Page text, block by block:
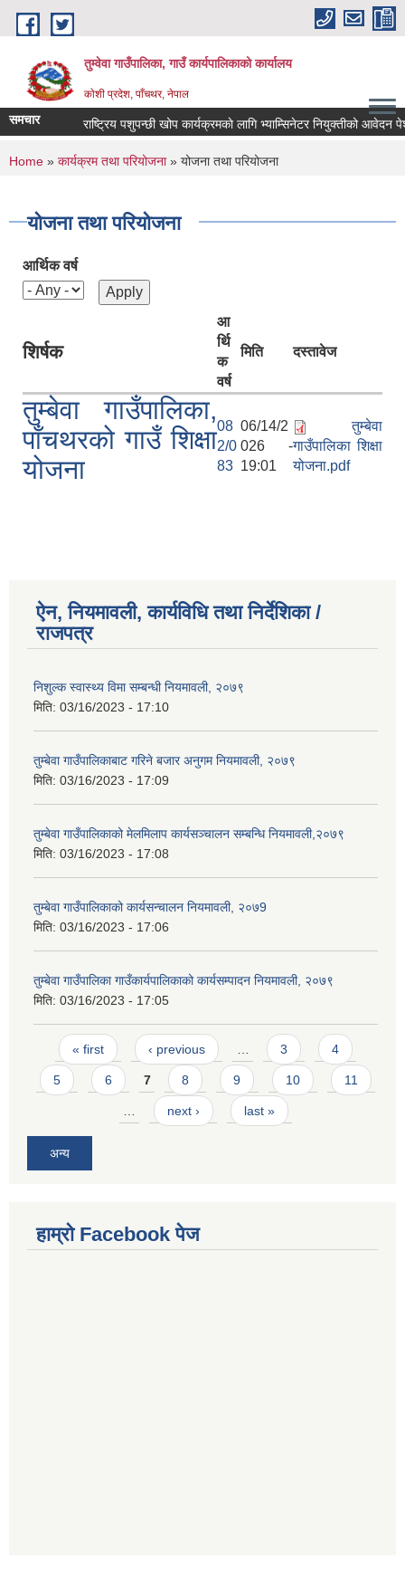
Skip to main content
तुम्वेवा गाउँपालिका, गाउँ कार्यपालिकाको कार्यालय
काेशी प्रदेश, पाँचथर, नेपाल
समचार राष्ट्रिय पशुपन्छी खोप कार्यक्रमकाे लागि भ्याम्सिनेटर नियुक्तीको आवेदन पेश
You are here
Home » कार्यक्रम तथा परियोजना» योजना तथा परियोजना
योजना तथा परियोजना
आर्थिक वर्ष
शिर्षक
आ
र्थि
क
वर्ष
मिति दस्तावेज
तुम्बेवा गाउँपालिका,
पाँचथरको गाउँ शिक्षा
योजना
08
2/0
83
06/14/2
026 -
19:01
तुम्बेवा
गाउँपालिका शिक्षा
योजना.pdf
ऐन, नियमावली, कार्यविधि तथा निर्देशिका /
राजपत्र
निशुल्क स्वास्थ्य विमा सम्बन्धी नियमावली, २०७९
मिति: 03/16/2023 - 17:10
तुम्बेवा गाउँपालिकाबाट गरिने बजार अनुगम नियमावली, २०७९
मिति: 03/16/2023 - 17:09
तुम्बेवा गाउँपालिकाको मेलमिलाप कार्यसञ्चालन सम्बन्धि नियमावली,२०७९
मिति: 03/16/2023 - 17:08
तुम्बेवा गाउँपालिकाको कार्यसन्चालन नियमावली, २०७9
मिति: 03/16/2023 - 17:06
तुम्बेवा गाउँपालिका गाउँकार्यपालिकाको कार्यसम्पादन नियमावली, २०७९
मिति: 03/16/2023 - 17:05
Pages
« first ‹ previous … 3 4
5 6 7 8 9 10 11
… next › last »
अन्य
हाम्राे Facebook पेज